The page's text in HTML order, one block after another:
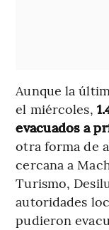
Aunque la
el miércoles,
evacuados a
otra forma de
cercana a
Turismo,
autoridades
pudieron